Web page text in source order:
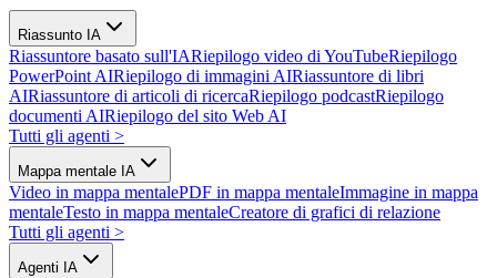
Riassunto IA
Riassuntore basato sull'IARiepilogo video di YouTubeRiepilogo
PowerPoint AIRiepilogo di immagini AIRiassuntore di libri
AIRiassuntore di articoli di ricercaRiepilogo podcastRiepilogo
documenti AIRiepilogo del sito Web AI
Tutti gli agenti >
Mappa mentale IA
Video in mappa mentalePDF in mappa mentaleImmagine in mappa
mentaleTesto in mappa mentaleCreatore di grafici di relazione
Tutti gli agenti >
Agenti IA